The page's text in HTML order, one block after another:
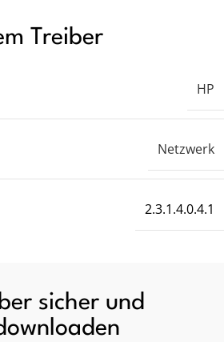
Treiber
HP
Netzwerk
2.3.1.4.0.4.1
sicher und